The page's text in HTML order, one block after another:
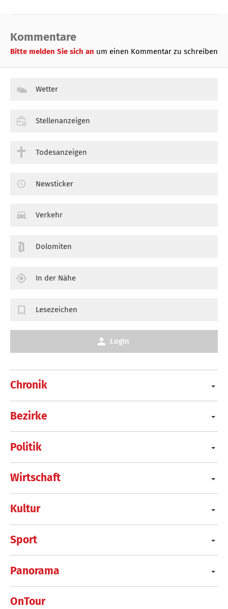
Kommentare
Bitte melden Sie sich an um einen Kommentar zu schreiben
Chronik
Bezirke
Politik
Wirtschaft
Kultur
Sport
Panorama
OnTour
Wetter
Stellenanzeigen
Todesanzeigen
Newsticker
Verkehr
Dolomiten
In der Nähe
Lesezeichen
Login